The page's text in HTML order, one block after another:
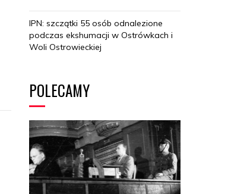
IPN: szczątki 55 osób odnalezione
podczas ekshumacji w Ostrówkach i
Woli Ostrowieckiej
POLECAMY